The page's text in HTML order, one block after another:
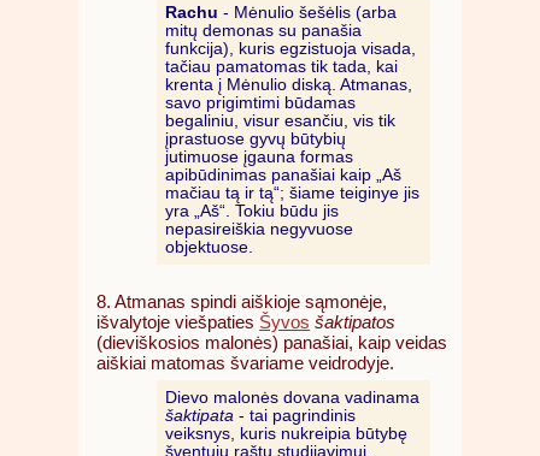
Rachu - Mėnulio šešėlis (arba
mitų demonas su panašia
funkcija), kuris egzistuoja visada,
tačiau pamatomas tik tada, kai
krenta į Mėnulio diską. Atmanas,
savo prigimtimi būdamas
begaliniu, visur esančiu, vis tik
įprastuose gyvų būtybių
jutimuose įgauna formas
apibūdinimas panašiai kaip „Aš
mačiau tą ir tą“; šiame teiginye jis
yra „Aš“. Tokiu būdu jis
nepasireiškia negyvuose
objektuose.
8. Atmanas spindi aiškioje sąmonėje,
išvalytoje viešpaties Šyvos šaktipatos
(dieviškosios malonės) panašiai, kaip veidas
aiškiai matomas švariame veidrodyje.
Dievo malonės dovana vadinama
šaktipata- tai pagrindinis
veiksnys, kuris nukreipia būtybę
šventųjų raštų studijavimui,